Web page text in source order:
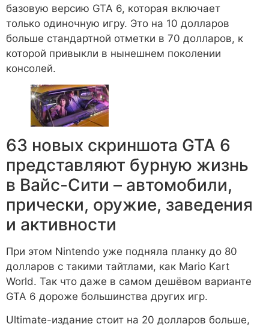
базовую версию GTA 6, которая включает
только одиночную игру. Это на 10 долларов
больше стандартной отметки в 70 долларов, к
которой привыкли в нынешнем поколении
консолей.
63 новых скриншота GTA 6
представляют бурную жизнь
в Вайс-Сити – автомобили,
прически, оружие, заведения
и активности
При этом Nintendo уже подняла планку до 80
долларов с такими тайтлами, как Mario Kart
World. Так что даже в самом дешёвом варианте
GTA 6 дороже большинства других игр.
Ultimate-издание стоит на 20 долларов больше,